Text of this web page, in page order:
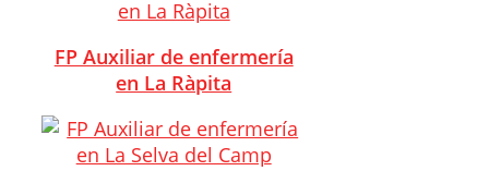
FP Auxiliar de enfermería
en La Ràpita